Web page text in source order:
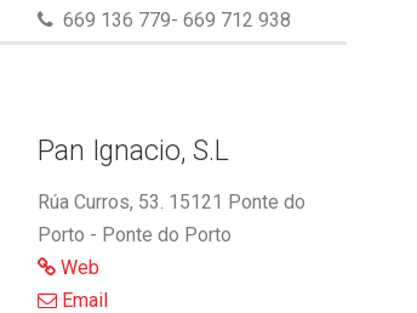
669 136 779- 669 712 938
Pan Ignacio, S.L
Rúa Curros, 53. 15121 Ponte do
Porto - Ponte do Porto
Web
Email